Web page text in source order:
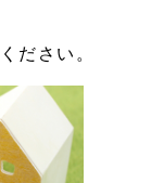
ださい。